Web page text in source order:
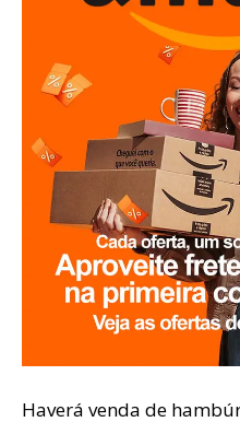
Haverá venda de